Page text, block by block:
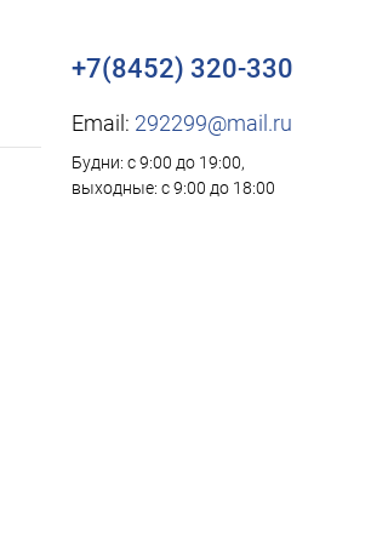
+7(8452) 320-330
Email: 292299@mail.ru
Будни: с 9:00 до 19:00,
выходные: с 9:00 до 18:00